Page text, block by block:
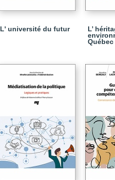
L' université du futur
L’
Québec